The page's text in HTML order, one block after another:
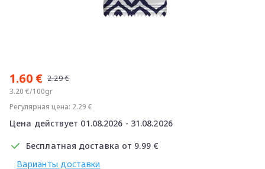
1.60 € 2.29 €
3.20 €/100gr
Регулярная цена: 2.29 €
Цена действует 01.08.2026 - 31.08.2026
Бесплатная доставка от 9.99 €
Варианты доставки